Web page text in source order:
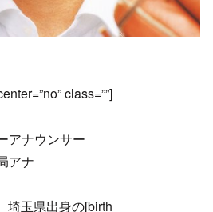
class=””]
アナウンサー
アナ
埼玉県出身の[birth